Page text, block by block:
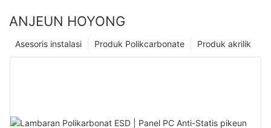
ANJEUN HOYONG
Produk akrilik
Produk Polikcarbonate
Asesoris instalasi